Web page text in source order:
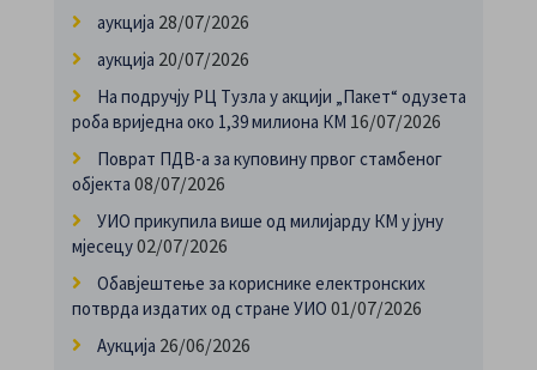
аукција 28/07/2026
аукција 20/07/2026
На подручју РЦ Тузла у акцији „Пакет“ одузета
роба вриједна око 1,39 милиона КМ 16/07/2026
Поврат ПДВ-а за куповину првог стамбеног
објекта 08/07/2026
УИО прикупила више од милијарду КМ у јуну
мјесецу02/07/2026
Обавјештење за кориснике електронских
потврда издатих од стране УИО 01/07/2026
Аукција 26/06/2026